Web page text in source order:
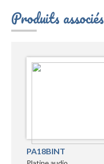
Produits associés
PA18BINT